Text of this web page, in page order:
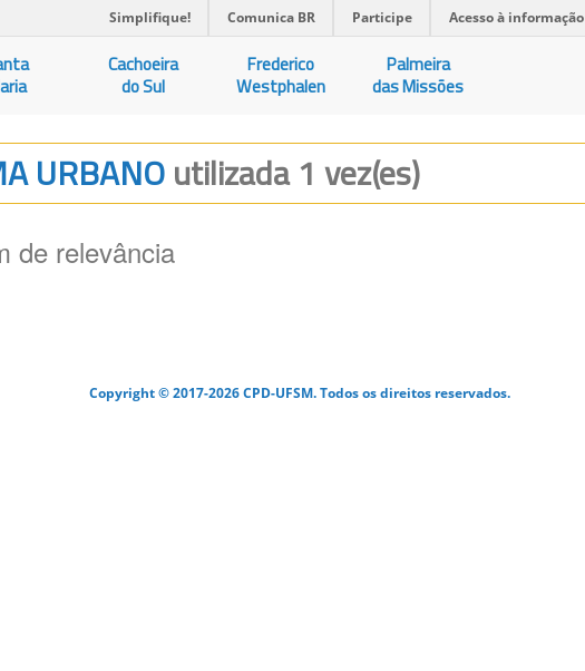
Simplifique! Comunica BR Participe Acesso à informação
Cachoeira
do Sul
Frederico
Westphalen
Palmeira
das Missões
URBANOutilizada 1 vez(es)
de relevância
Copyright © 2017-2026 CPD-UFSM. Todos os direitos reservados.